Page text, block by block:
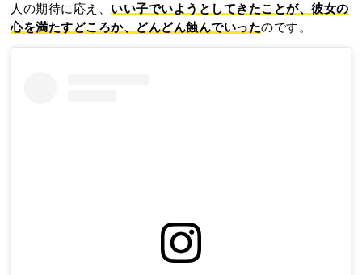
人の期待に応え、 いい子でいようとしてきたことが、彼女の
心を満たすどころか、どんどん蝕んでいったのです。